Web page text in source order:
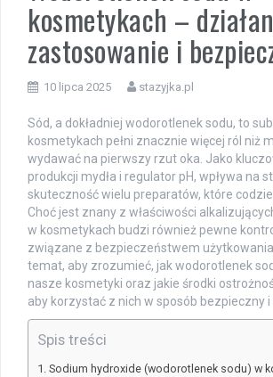
kosmetykach –
zastosowanie i
10 lipca 2025 stazyjka.pl
Sód, a dokładniej wodorotlenek sodu, to
kosmetykach pełni znacznie więcej ról niż
wydawać na pierwszy rzut oka. Jako
produkcji mydła i regulator pH, wpływa na
skuteczność wielu preparatów, które
Choć jest znany z właściwości
w kosmetykach budzi również pewne
związane z bezpieczeństwem
temat, aby zrozumieć, jak wodorotlenek
nasze kosmetyki oraz jakie środki
aby korzystać z nich w sposób bezpieczny i
Spis treści
Sodium hydroxide (wodorotlenek sodu) w